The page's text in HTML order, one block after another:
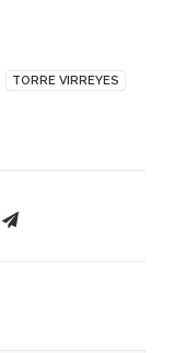
TORRE VIRREYES